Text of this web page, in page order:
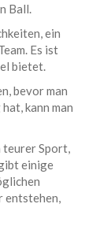
Ball.
ein
Es ist
bietet.
bevor man
kann man
teurer Sport,
einige
entstehen,